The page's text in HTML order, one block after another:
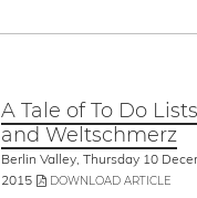
A Tale of To Do Lists
and Weltschmerz
Berlin Valley, Thursday 10
2015
DOWNLOAD ARTICLE